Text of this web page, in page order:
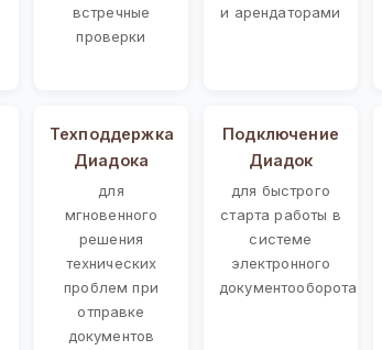
встречные
проверки
и арендаторами
Техподдержка
Диадока
для
мгновенного
решения
технических
проблем при
отправке
документов
Подключение
Диадок
для быстрого
старта работы в
системе
электронного
документооборота